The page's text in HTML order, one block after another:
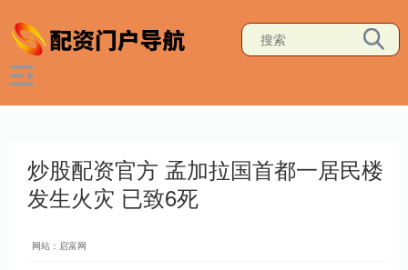
炒股配资官方 孟加拉国首都一居民楼
发生火灾 已致6死
网站：启富网